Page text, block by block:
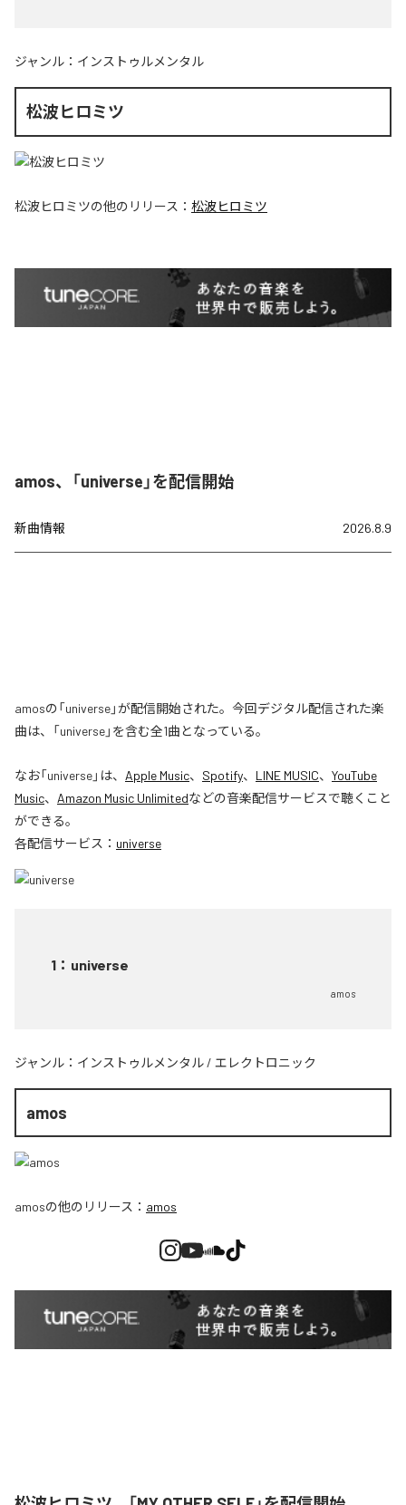
ジャンル： インストゥルメンタル
松波ヒロミツ
松波ヒロミツの他のリリース： 松波ヒロミツ
amos、「universe」を配信開始
新曲情報 2026.8.9
amosの「universe」が配信開始された。今回デジタル配信された楽
曲は、「universe」を含む全1曲となっている。
なお「universe」は、 Apple Music、 Spotify、 LINE MUSIC、 YouTube
Music、 Amazon Music Unlimitedなどの音楽配信サービスで聴くこと
ができる。
各配信サービス： universe
1 ： universe
amos
ジャンル： インストゥルメンタル / エレクトロニック
amos
amosの他のリリース： amos